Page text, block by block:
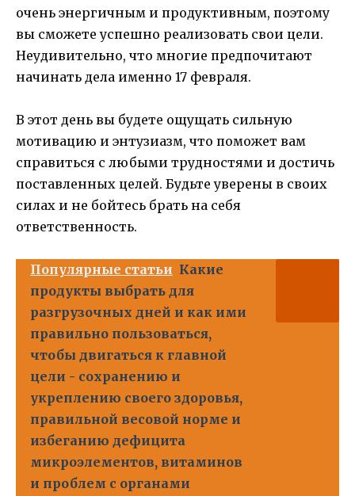
очень энергичным и продуктивным, поэтому
вы сможете успешно реализовать свои цели.
Неудивительно, что многие предпочитают
начинать дела именно 17 февраля.
В этот день вы будете ощущать сильную
мотивацию и энтузиазм, что поможет вам
справиться с любыми трудностями и достичь
поставленных целей. Будьте уверены в своих
силах и не бойтесь брать на себя
ответственность.
Популярные статьи Какие
продукты выбрать для
разгрузочных дней и как ими
правильно пользоваться,
чтобы двигаться к главной
цели - сохранению и
укреплению своего здоровья,
правильной весовой норме и
избеганию дефицита
микроэлементов, витаминов
и проблем с органами